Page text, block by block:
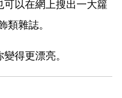
以在網上搜出一大籮
類雜誌。
得更漂亮。